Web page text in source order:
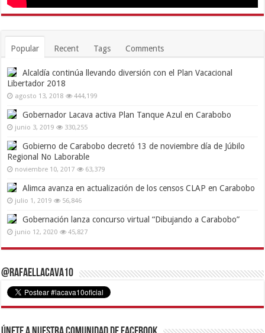
Popular Recent Tags Comments
Alcaldía continúa llevando diversión con el Plan Vacacional
Libertador 2018
agosto 13, 2018 444,199
Gobernador Lacava activa Plan Tanque Azul en Carabobo
junio 3, 2019 330,255
Gobierno de Carabobo decretó 13 de noviembre día de Júbilo
Regional No Laborable
noviembre 10, 2017 63,379
Alimca avanza en actualización de los censos CLAP en Carabobo
julio 1, 2019 56,846
Gobernación lanza concurso virtual “Dibujando a Carabobo”
junio 12, 2020 45,827
@RafaelLacava10